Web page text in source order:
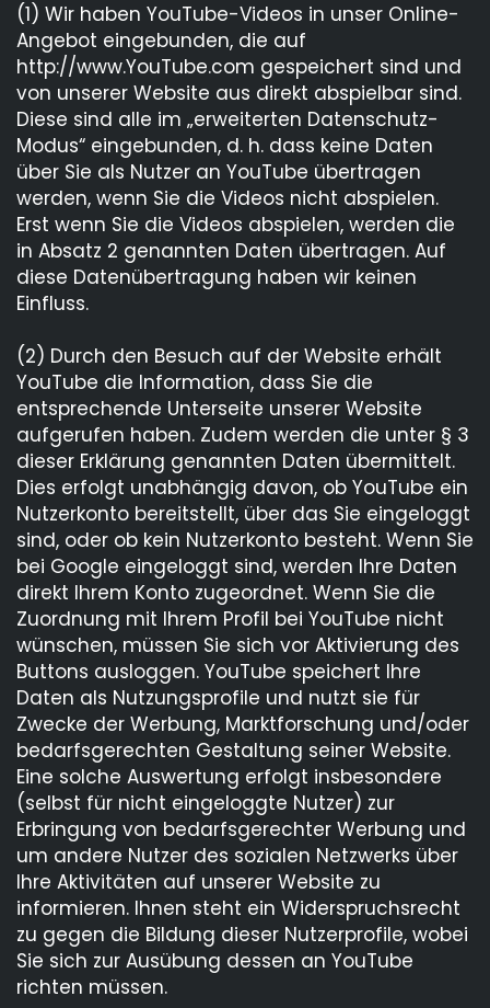
(1) Wir haben YouTube-Videos in unser Online-
Angebot eingebunden, die auf
http://www.YouTube.com gespeichert sind und
von unserer Website aus direkt abspielbar sind.
Diese sind alle im „erweiterten Datenschutz-
Modus“ eingebunden, d. h. dass keine Daten
über Sie als Nutzer an YouTube übertragen
werden, wenn Sie die Videos nicht abspielen.
Erst wenn Sie die Videos abspielen, werden die
in Absatz 2 genannten Daten übertragen. Auf
diese Datenübertragung haben wir keinen
Einfluss.
(2) Durch den Besuch auf der Website erhält
YouTube die Information, dass Sie die
entsprechende Unterseite unserer Website
aufgerufen haben. Zudem werden die unter § 3
dieser Erklärung genannten Daten übermittelt.
Dies erfolgt unabhängig davon, ob YouTube ein
Nutzerkonto bereitstellt, über das Sie eingeloggt
sind, oder ob kein Nutzerkonto besteht. Wenn Sie
bei Google eingeloggt sind, werden Ihre Daten
direkt Ihrem Konto zugeordnet. Wenn Sie die
Zuordnung mit Ihrem Profil bei YouTube nicht
wünschen, müssen Sie sich vor Aktivierung des
Buttons ausloggen. YouTube speichert Ihre
Daten als Nutzungsprofile und nutzt sie für
Zwecke der Werbung, Marktforschung und/oder
bedarfsgerechten Gestaltung seiner Website.
Eine solche Auswertung erfolgt insbesondere
(selbst für nicht eingeloggte Nutzer) zur
Erbringung von bedarfsgerechter Werbung und
um andere Nutzer des sozialen Netzwerks über
Ihre Aktivitäten auf unserer Website zu
informieren. Ihnen steht ein Widerspruchsrecht
zu gegen die Bildung dieser Nutzerprofile, wobei
Sie sich zur Ausübung dessen an YouTube
richten müssen.